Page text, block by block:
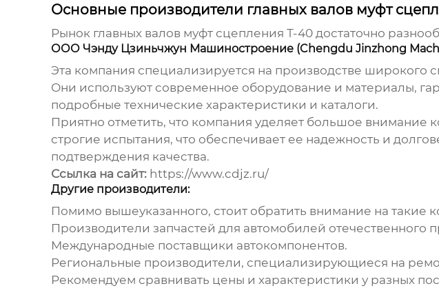
Основные производители главных валов муфт
Рынок главных валов муфт сцепления Т-40достаточно
ООО Чэнду Цзиньчжун Машиностроение (Chengdu Jinzhong
Эта компания специализируется на производстве широкого
Они используют современное оборудование и материалы,
подробные технические характеристики и каталоги.
Приятно отметить, что компания уделяет большое внимание
строгие испытания, что обеспечивает ее надежность и
подтверждения качества.
Ссылка на сайт: https://www.cdjz.ru/
Другие производители:
Помимо вышеуказанного, стоит обратить внимание на такие
Производители запчастей для автомобилей отечественного
Международные поставщики автокомпонентов.
Региональные производители, специализирующиеся на
Рекомендуем сравнивать цены и характеристики у разных